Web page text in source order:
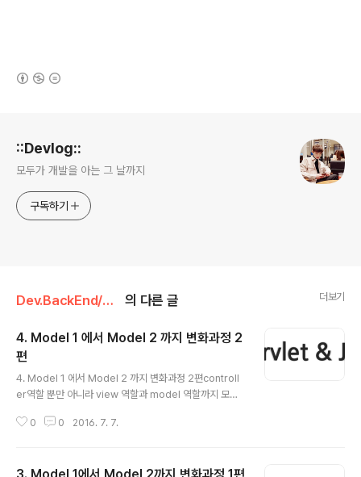
::Devlog::
모두가 개발을 아는 그 날까지
구독하기
Dev.BackEnd/Servlet&JSP 의 다른 글 더보기
4. Model 1 에서 Model 2 까지 변화과정 2
편
4. Model 1 에서 Model 2 까지 변화과정 2편controll
er역할 뿐만 아니라 view 역할과 model 역할까지 모두
하나씩 분리되는 과정을 보이려고 한다.Model 21. 값 객
0 0 2016. 7. 7.